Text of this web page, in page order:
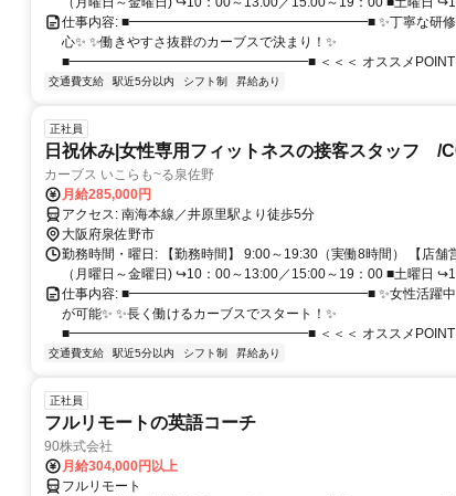
仕事内容: ■━━━━━━━━━━━━━━━━━━■ ✨丁寧な研修で
心✨ ✨働きやすさ抜群のカーブスで決まり！✨
■━━━━━━━━━━━━━━━━━━■ ＜＜＜ オススメPOINT
交通費支給 駅近5分以内 シフト制 昇給あり
正社員
日祝休み|女性専用フィットネスの接客スタッフ /
カーブス いこらも~る泉佐野
月給285,000円
アクセス: 南海本線／井原里駅より徒歩5分
大阪府泉佐野市
勤務時間・曜日: 【勤務時間】 9:00～19:30（実働8時間） 【店舗
（月曜日～金曜日) ↪10：00～13:00／15:00～19：00 ■土曜日
仕事内容: ■━━━━━━━━━━━━━━━━━━■ ✨女性活躍中！
が可能✨ ✨長く働けるカーブスでスタート！✨
■━━━━━━━━━━━━━━━━━━■ ＜＜＜ オススメPOINT
交通費支給 駅近5分以内 シフト制 昇給あり
正社員
フルリモートの英語コーチ
90株式会社
月給304,000円以上
フルリモート